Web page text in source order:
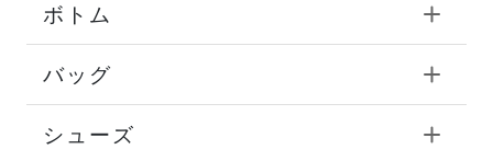
ボトム
バッグ
シューズ